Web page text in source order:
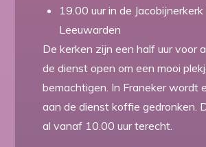
19.00 uur in de Jacobijnerkerk
Leeuwarden
De kerken zijn een half uur voor
de dienst open om een mooi
bemachtigen. In Franeker wordt
aan de dienst koffie gedronken.
al vanaf 10.00 uur terecht.